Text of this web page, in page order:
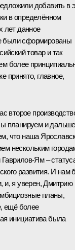
добавить в
в определённом
лет данное
были сформированы
товар и так
более
принято, главное,
второе
планируем и дальше
что наша
нескольким
Ям –
развития. И нам
и, я уверен, Дмитрию
планы,
ещё более
инициатива была